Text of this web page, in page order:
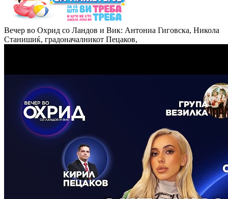
Вечер во Охрид со Ландов и Вик: Антониа Гиговска, Никола
Станишиќ, градоначалникот Пецаков,